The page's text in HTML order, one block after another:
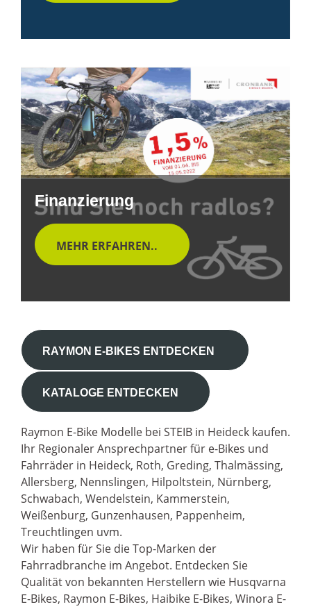
Finanzierung
MEHR ERFAHREN..
RAYMON E-BIKES ENTDECKEN
KATALOGE ENTDECKEN
Raymon E-Bike Modelle bei STEIB in Heideck kaufen.
Ihr Regionaler Ansprechpartner für e-Bikes und
Fahrräder in Heideck, Roth, Greding, Thalmässing,
Allersberg, Nennslingen, Hilpoltstein, Nürnberg,
Schwabach, Wendelstein, Kammerstein,
Weißenburg, Gunzenhausen, Pappenheim,
Treuchtlingen uvm.
Wir haben für Sie die Top-Marken der
Fahrradbranche im Angebot. Entdecken Sie
Qualität von bekannten Herstellern wie Husqvarna
E-Bikes, Raymon E-Bikes, Haibike E-Bikes, Winora E-